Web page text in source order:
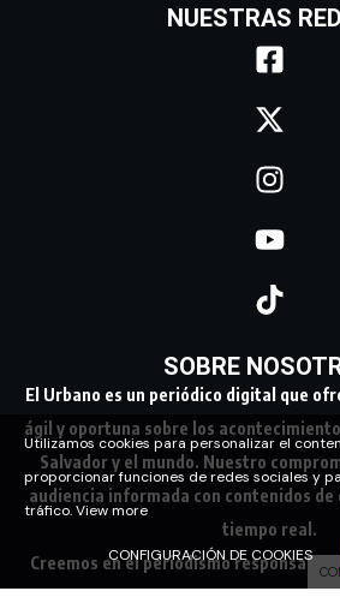
NUESTRAS
SOBRE
El Urbano es un periódico digital que
ágil y oportuna sobre los
Salvador y el mundo. Nuestro
audiencia informada con contenidos
tiempo real.
Creemos en el periodismo responsable,
Utilizamos cookies para personalizar el
proporcionar funciones de redes sociales y
tráfico.View more
CONFIGURACIÓN DE COOKIES